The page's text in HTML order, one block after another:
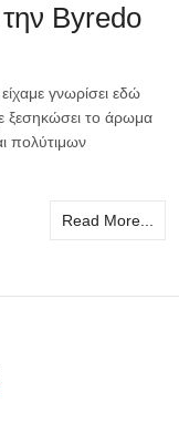
Byredo
γνωρίσει εδώ
ξεσηκώσει το άρωμα
πολύτιμων
Read More...